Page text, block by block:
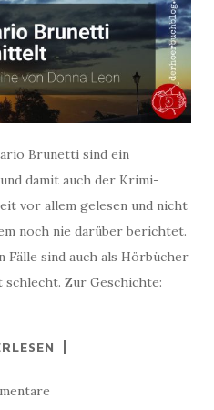
Brunetti sind ein
damit auch der Krimi-
vor allem gelesen und nicht
noch nie darüber berichtet.
Fälle sind auch als Hörbücher
Zur Geschichte: